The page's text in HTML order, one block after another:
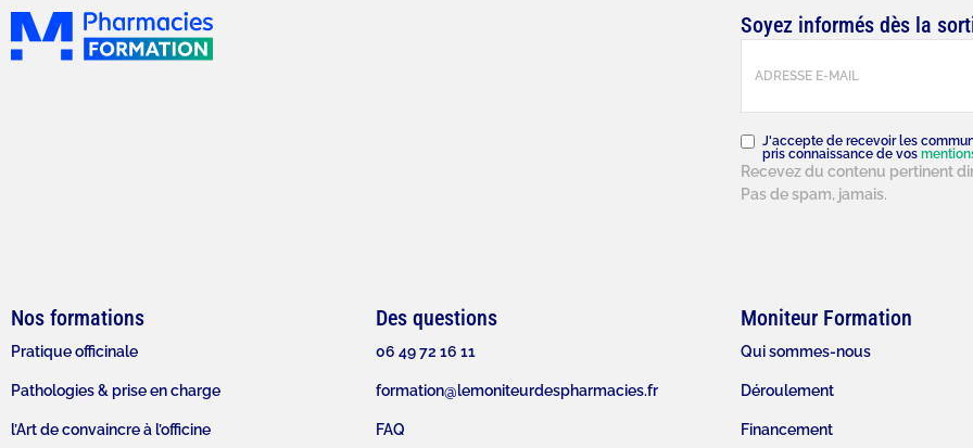
Soyez informés dès la
E-
RGPD(Nécessaire)
J'accepte de recevoir les
pris connaissance de vos
Recevez du contenu pertinent
Pas de spam, jamais.
Nos formations
Pratique officinale
Pathologies & prise en charge
l’Art de convaincre à l’officine
Des questions
06 49 72 16 11
formation@lemoniteurdespharmacies.fr
FAQ
Moniteur Formation
Qui sommes-nous
Déroulement
Financement